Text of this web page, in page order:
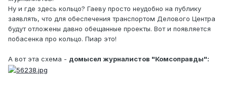
Ну и где здесь кольцо? Гаеву просто неудобно на публику
заявлять, что для обеспечения транспортом Делового Центра
будут отложены давно обещанные проекты. Вот и появляется
побасенка про кольцо. Пиар это!
А вот эта схема - домысел журналистов "Комсоправды":